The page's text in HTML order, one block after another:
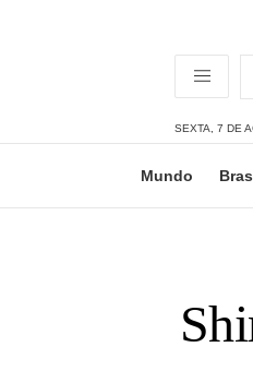
SEXTA, 7 DE
Mundo